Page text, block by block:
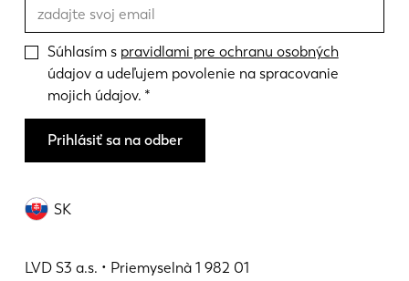
SK
LVD S3 a.s. • Priemyselnà 1 982 01
Súhlasím s pravidlami pre ochranu osobných
údajov a udeľujem povolenie na spracovanie
mojich údajov.
Prihlásiť sa na odber